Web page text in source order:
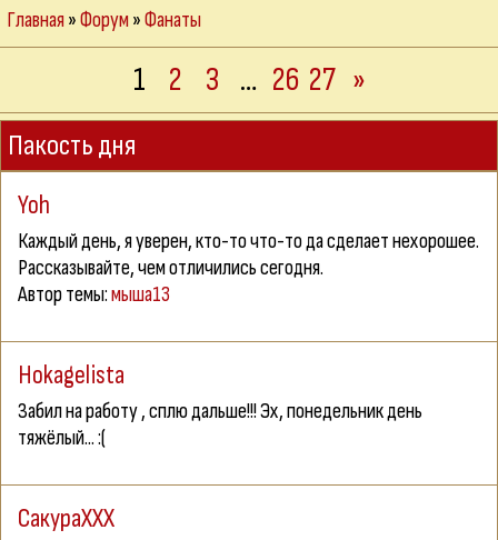
Главная»Форум»Фанаты
1 2 3 … 26 27 »
Пакость дня
Yoh
Каждый день, я уверен, кто-то что-то да сделает нехорошее.
Рассказывайте, чем отличились сегодня.
Автор темы:мыша13
Hokagelista
Зaбил нa рaботу , сплю дaльшe!!! Эх, понeдeльник дeнь
тяжёлый... :(
СакураXXX